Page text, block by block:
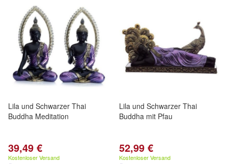
Lila und Schwarzer Thai
Buddha Meditation
39,49 €
Kostenloser Versand
Lila und Schwarzer Thai
Buddha mit Pfau
52,99 €
Kostenloser Versand